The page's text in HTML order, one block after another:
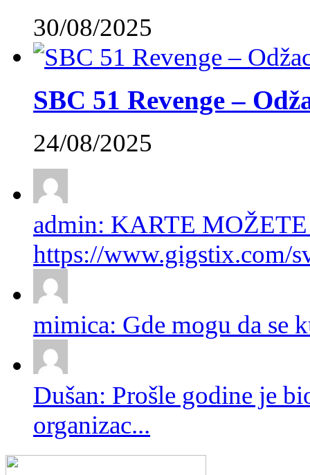
30/08/2025
SBC 51 Revenge –
24/08/2025
admin: KARTE
https://www.gigstix.com/
mimica: Gde mogu da se
Dušan: Prošle godine je
organizac...